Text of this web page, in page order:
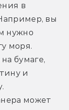
в
вы
нужно
моря.
бумаге,
и
может